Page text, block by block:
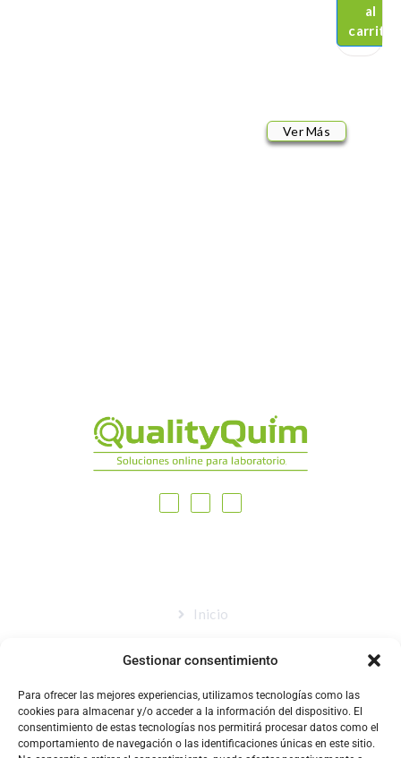
Gestionar consentimiento
Para ofrecer las mejores experiencias, utilizamos tecnologías como las
cookies para almacenar y/o acceder a la información del dispositivo. El
consentimiento de estas tecnologías nos permitirá procesar datos como el
comportamiento de navegación o las identificaciones únicas en este sitio.
al
carrito
Ver Más
Inicio
Catálogo
Blog